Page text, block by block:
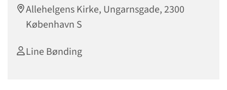
Allehelgens Kirke, Ungarnsgade, 2300
København S
Line Bønding